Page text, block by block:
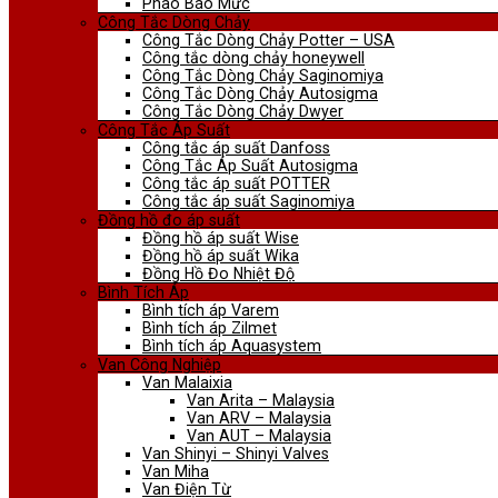
Phao Báo Mức
Công Tắc Dòng Chảy
Công Tắc Dòng Chảy Potter – USA
Công tắc dòng chảy honeywell
Công Tắc Dòng Chảy Saginomiya
Công Tắc Dòng Chảy Autosigma
Công Tắc Dòng Chảy Dwyer
Công Tắc Áp Suất
Công tắc áp suất Danfoss
Công Tắc Áp Suất Autosigma
Công tắc áp suất POTTER
Công tắc áp suất Saginomiya
Đồng hồ đo áp suất
Đồng hồ áp suất Wise
Đồng hồ áp suất Wika
Đồng Hồ Đo Nhiệt Độ
Bình Tích Áp
Bình tích áp Varem
Bình tích áp Zilmet
Bình tích áp Aquasystem
Van Công Nghiệp
Van Malaixia
Van Arita – Malaysia
Van ARV – Malaysia
Van AUT – Malaysia
Van Shinyi – Shinyi Valves
Van Miha
Van Điện Từ